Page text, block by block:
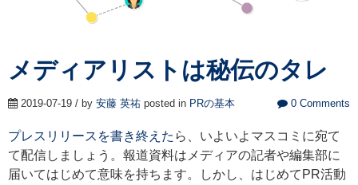
メディアリストは秘伝のタレ
2019-07-19 / by 安藤 英祐 posted in PRの基本 0 Comments
プレスリリースを書き終えた ら、いよいよマスコミに宛て
て配信しましょう。報道資料はメディアの記者や編集部に
届いてはじめて意味を持ちます。しかし、はじめてPR活動